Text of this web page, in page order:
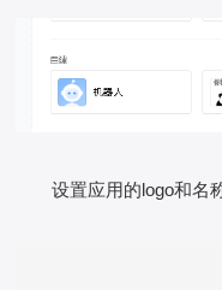
设置应用的logo和名